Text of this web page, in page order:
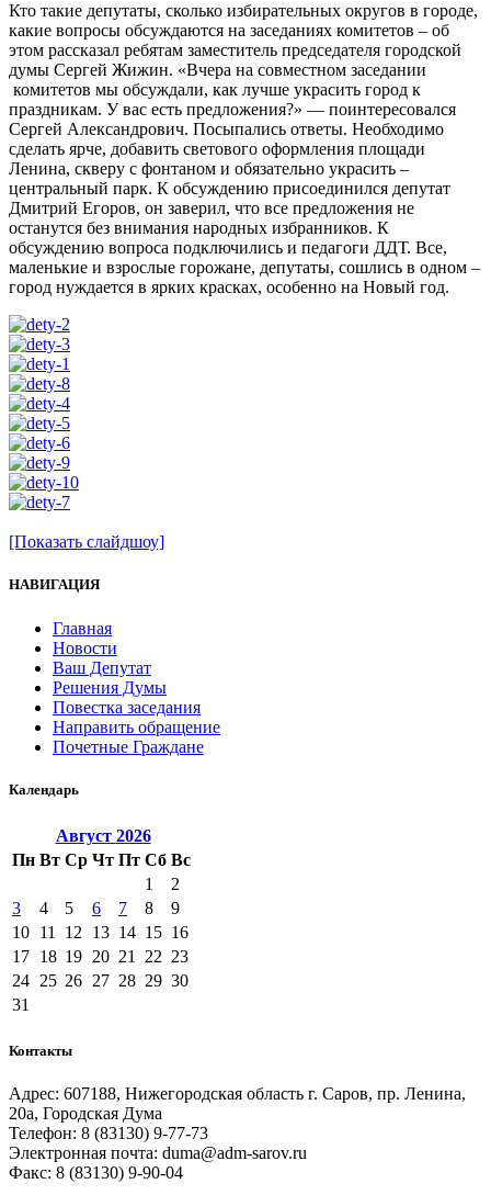
Кто такие депутаты, сколько избирательных округов в городе,
какие вопросы обсуждаются на заседаниях комитетов – об
этом рассказал ребятам заместитель председателя городской
думы Сергей Жижин. «Вчера на совместном заседании
комитетов мы обсуждали, как лучше украсить город к
праздникам. У вас есть предложения?» — поинтересовался
Сергей Александрович. Посыпались ответы. Необходимо
сделать ярче, добавить светового оформления площади
Ленина, скверу с фонтаном и обязательно украсить –
центральный парк. К обсуждению присоединился депутат
Дмитрий Егоров, он заверил, что все предложения не
останутся без внимания народных избранников. К
обсуждению вопроса подключились и педагоги ДДТ. Все,
маленькие и взрослые горожане, депутаты, сошлись в одном –
город нуждается в ярких красках, особенно на Новый год.
[Показать слайдшоу]
НАВИГАЦИЯ
Главная
Новости
Ваш Депутат
Решения Думы
Повестка заседания
Направить обращение
Почетные Граждане
Календарь
Август 2026
Пн Вт Ср Чт Пт Сб Вс
1
2
3
4 5 6 7 8
9
10 11 12 13 14 15 16
17 18 19 20 21 22 23
24 25 26 27 28 29 30
31
Контакты
Адрес: 607188, Нижегородская область г. Саров, пр. Ленина,
20а, Городская Дума
Телефон: 8 (83130) 9-77-73
Электронная почта: duma@adm-sarov.ru
Факс: 8 (83130) 9-90-04